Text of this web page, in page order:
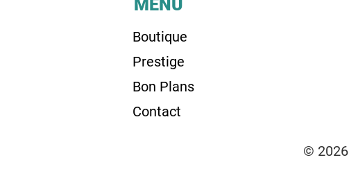
MENU
Boutique
Prestige
Bon Plans
Contact
© 2026